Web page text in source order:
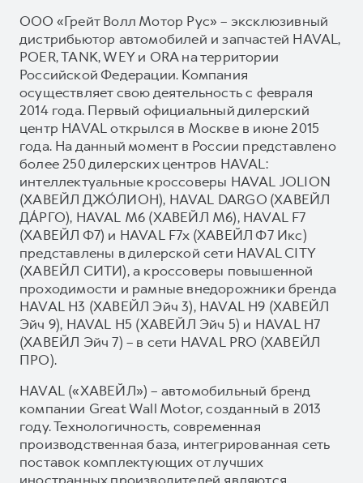
ООО «Грейт Волл Мотор Рус» – эксклюзивный
дистрибьютор автомобилей и запчастей HAVAL,
POER, TANK, WEY и ORA на территории
Российской Федерации. Компания
осуществляет свою деятельность с февраля
2014 года. Первый официальный дилерский
центр HAVAL открылся в Москве в июне 2015
года. На данный момент в России представлено
более 250 дилерских центров HAVAL:
интеллектуальные кроссоверы HAVAL JOLION
(ХАВЕЙЛ ДЖО́ЛИОН), HAVAL DARGO (ХАВЕЙЛ
ДА́РГО), HAVAL М6 (ХАВЕЙЛ M6), HAVAL F7
(ХАВЕЙЛ Ф7) и HAVAL F7x (ХАВЕЙЛ Ф7 Икс)
представлены в дилерской сети HAVAL CITY
(ХАВЕЙЛ СИТИ), а кроссоверы повышенной
проходимости и рамные внедорожники бренда
HAVAL H3 (ХАВЕЙЛ Эйч 3), HAVAL H9 (ХАВЕЙЛ
Эйч 9), HAVAL H5 (ХАВЕЙЛ Эйч 5) и HAVAL H7
(ХАВЕЙЛ Эйч 7) – в сети HAVAL PRO (ХАВЕЙЛ
ПРО).
HAVAL («ХАВЕЙЛ») – автомобильный бренд
компании Great Wall Motor, созданный в 2013
году. Технологичность, современная
производственная база, интегрированная сеть
поставок комплектующих от лучших